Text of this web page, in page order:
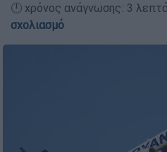
🕛 χρόνος ανάγνωσης: 3
σχολιασμό